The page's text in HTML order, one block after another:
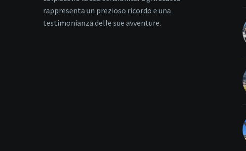
rappresenta un prezioso ricordo e una
testimonianza delle sue avventure.